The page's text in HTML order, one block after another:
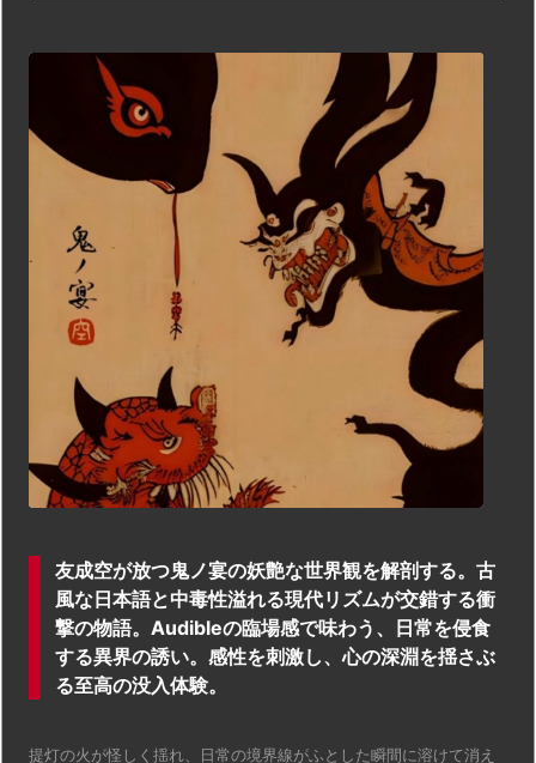
友成空が放つ鬼ノ宴の妖艶な世界観を解剖する。古
風な日本語と中毒性溢れる現代リズムが交錯する衝
撃の物語。Audibleの臨場感で味わう、日常を侵食
する異界の誘い。感性を刺激し、心の深淵を揺さぶ
る至高の没入体験。
提灯の火が怪しく揺れ、日常の境界線がふとした瞬間に溶けて消え